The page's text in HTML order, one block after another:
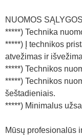
NUOMOS SĄLYGOS
*****) Technika
*****) Į technikos
atvežimas ir
*****) Technikos
*****) Technikos
šeštadieniais.
*****) Minimalus
Mūsų profesionalūs